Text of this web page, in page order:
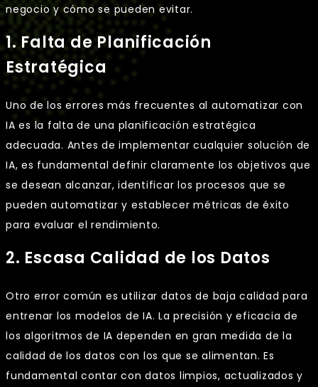
negocio y cómo se pueden evitar.
1. Falta de Planificación
Estratégica
Uno de los errores más frecuentes al automatizar con
IA es la falta de una planificación estratégica
adecuada. Antes de implementar cualquier solución de
IA, es fundamental definir claramente los objetivos que
se desean alcanzar, identificar los procesos que se
pueden automatizar y establecer métricas de éxito
para evaluar el rendimiento.
2. Escasa Calidad de los Datos
Otro error común es utilizar datos de baja calidad para
entrenar los modelos de IA. La precisión y eficacia de
los algoritmos de IA dependen en gran medida de la
calidad de los datos con los que se alimentan. Es
fundamental contar con datos limpios, actualizados y